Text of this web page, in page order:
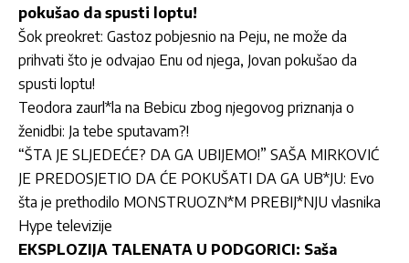
pokušao da spusti loptu!
Šok preokret: Gastoz pobjesnio na Peju, ne može da
prihvati što je odvajao Enu od njega, Jovan pokušao da
spusti loptu!
Teodora zaurl*la na Bebicu zbog njegovog priznanja o
ženidbi: Ja tebe sputavam?!
“ŠTA JE SLJEDEĆE? DA GA UBIJEMO!” SAŠA MIRKOVIĆ
JE PREDOSJETIO DA ĆE POKUŠATI DA GA UB*JU: Evo
šta je prethodilo MONSTRUOZN*M PREBIJ*NJU vlasnika
Hype televizije
EKSPLOZIJA TALENATA U PODGORICI: Saša